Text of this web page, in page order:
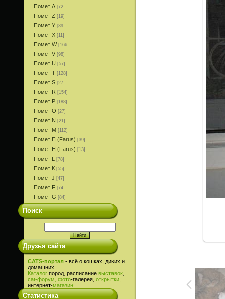
Помет A [72]
Помет Z [19]
Помет Y [39]
Помет X [11]
Помет W [166]
Помет V [98]
Помет U [57]
Помет T [128]
Помет S [27]
Помет R [154]
Помет P [188]
Помет О [27]
Помет N [21]
Помет M [112]
Помет П (Farus) [39]
Помет Н (Farus) [13]
Помет L [78]
Помет К [55]
Помет J [47]
Помет F [74]
Помет G [84]
Поиск
Друзья сайта
CATS-портал - всё о кошках, диких и
домашних.
Каталог пород, расписание выставок
cat-форум, фото-галерея, открытки,
интернет-магазин
Статистика